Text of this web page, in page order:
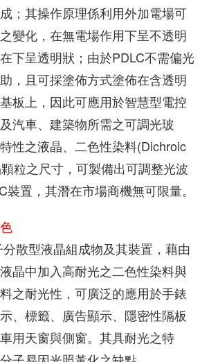
；其操作原理係利用外加電場可
變化，在無電場作用下呈不透明
下呈透明狀；由於PDLC不需偏光
，且可採塗佈方式塗佈在含透明
板上，因此可應用於智慧型電控
汽車、建築物所需之可調光玻
性之液晶、二色性染料(Dichroic
粒之尺寸，可製備出可調整光波
裝置，其潛在市場商機無可限量。
散型液晶組成物及其裝置，藉由
晶中加入高耐光之二色性染料與
之耐光性，可廣泛的應用於手錶
、標籤、廣告顯示、隱密性隔板
用天窗與側窗。其具耐光之特